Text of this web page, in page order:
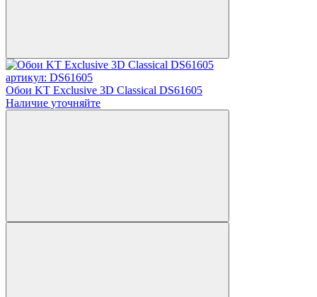
артикул: DS61605
Обои KT Exclusive 3D Classical DS61605
Наличие уточняйте